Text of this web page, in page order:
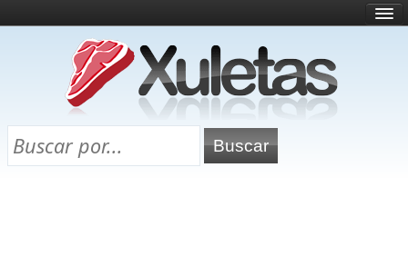
¿Qué es esto?
Directorio
Chuletas para exámenes